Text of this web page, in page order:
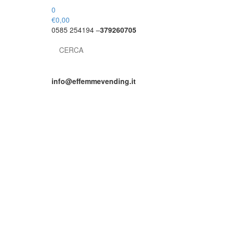
0
€0,00
0585 254194 –379260705
for:
info@effemmevending.it